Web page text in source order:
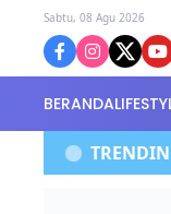
Sabtu, 08 Agu 2026
BERANDA
Kasus